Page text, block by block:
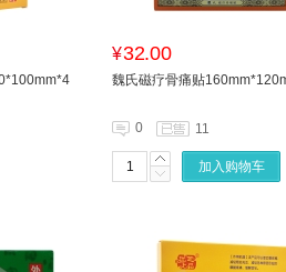
¥32.00
魏氏磁疗骨痛贴
0 11
加入购物车